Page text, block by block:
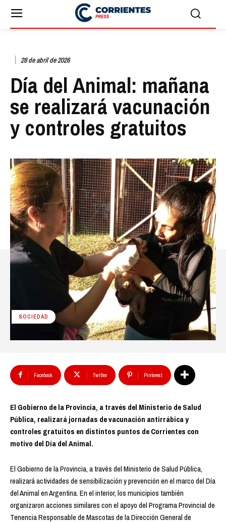
28 de abril de 2026
Día del Animal: mañana
se realizará vacunación
y controles gratuitos
SOCIEDAD
Facebook Twitter Pinterest
El Gobierno de la Provincia, a través del Ministerio de Salud
Pública, realizará jornadas de vacunación antirrábica y
controles gratuitos en distintos puntos de Corrientes con
motivo del Día del Animal.
El Gobierno de la Provincia, a través del Ministerio de Salud Pública,
realizará actividades de sensibilización y prevención en el marco del Día
del Animal en Argentina. En el interior, los municipios también
organizaron acciones similares con el apoyo del Programa Provincial de
Tenencia Responsable de Mascotas de la Dirección General de